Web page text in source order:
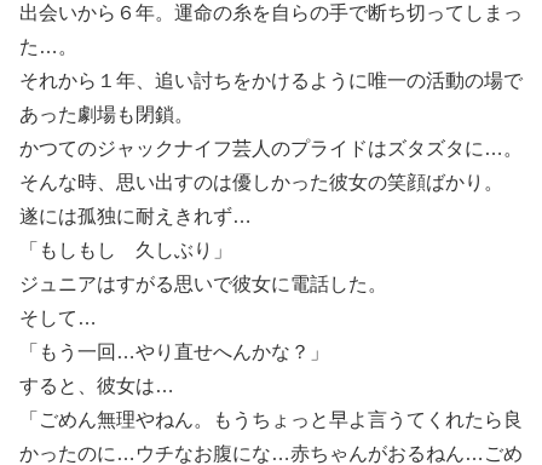
出会いから６年。運命の糸を自らの手で断ち切ってしまっ
た…。
それから１年、追い討ちをかけるように唯一の活動の場で
あった劇場も閉鎖。
かつてのジャックナイフ芸人のプライドはズタズタに…。
そんな時、思い出すのは優しかった彼女の笑顔ばかり。
遂には孤独に耐えきれず…
「もしもし 久しぶり」
ジュニアはすがる思いで彼女に電話した。
そして…
「もう一回…やり直せへんかな？」
すると、彼女は…
「ごめん無理やねん。もうちょっと早よ言うてくれたら良
かったのに…ウチなお腹にな…赤ちゃんがおるねん…ごめ